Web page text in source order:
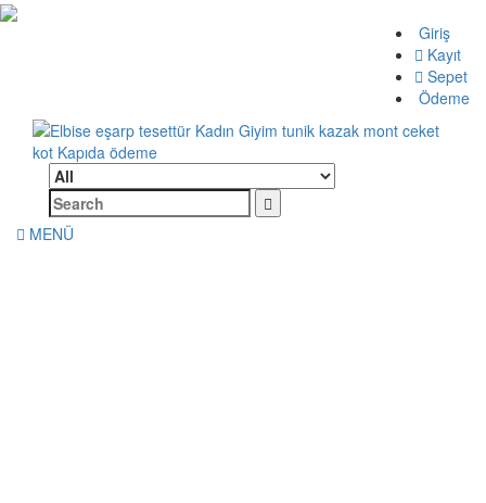
Giriş
Kayıt
Sepet
Ödeme
Elbise eşarp tesettür Kadın Giyim tunik kazak mont ceket kot
Kapıda ödeme
Kadın Giyim üzerine alışveriş sitesi
Search
for:
MENÜ